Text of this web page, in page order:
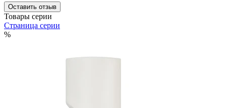
Оставить отзыв
Товары серии
Страница серии
%